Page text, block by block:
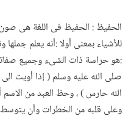
الحفيظ : الحفيظ فى اللغة هى صون
للأشياء بمعنى أولا :أنه يعلم جملها
:هو حراسة ذات الشىء وجميع
صلى الله عليه وسلم ( إذا أويت
الله حارس ) ، وحظ العبد من
وعلى قلبه من الخطرات وأن يتوسط